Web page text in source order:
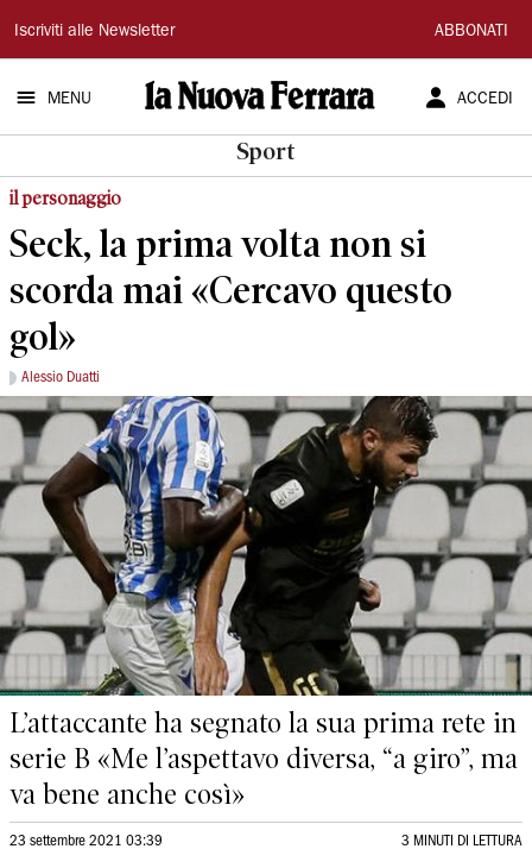
La
Nuova
Ferrara
Iscriviti alle Newsletter ABBONATI
MENU ACCEDI
Sport
il personaggio
Seck, la prima volta non si
scorda mai «Cercavo questo
gol»
Alessio Duatti
L’attaccante ha segnato la sua prima rete in
serie B «Me l’aspettavo diversa, “a giro”, ma
va bene anche così»
23 settembre 2021 03:39 3 MINUTI DI LETTURA